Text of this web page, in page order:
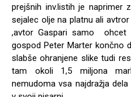
prejšnih inv.listih je naprimer
sejalec olje na platnu ali
,avtor Gaspari samo ohcet
gospod Peter Marter končno
slabše ohranjene slike tudi
tam okoli 1,5 miljona
nemudoma vsa najdražja